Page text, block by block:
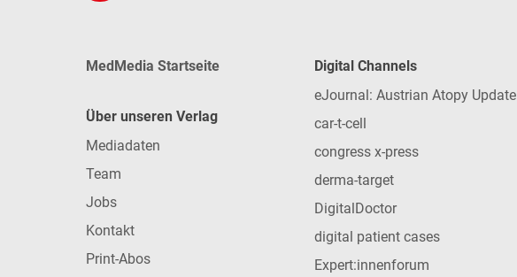
MedMedia Startseite
Über unseren Verlag
Mediadaten
Team
Jobs
Kontakt
Print-Abos
Digital Channels
eJournal: Austrian Atopy Update
car-t-cell
congress x-press
derma-target
DigitalDoctor
digital patient cases
Expert:innenforum